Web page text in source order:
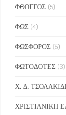
ΦΘΟΓΓΟΣ (5)
ΦΩΣ (4)
ΦΩΣΦΟΡΟΣ (5)
ΦΩΤΟΔΟΤΕΣ (3)
Χ. Δ.
ΧΡΙΣΤΙΑΝΙΚΗ